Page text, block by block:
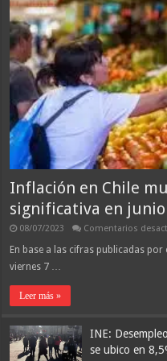
Inflación en Chile
significativa en junio
08/07/2023 Comentarios
En base a las cifras publicadas
viernes 7 …
Leer más »
INE:
se ubico en